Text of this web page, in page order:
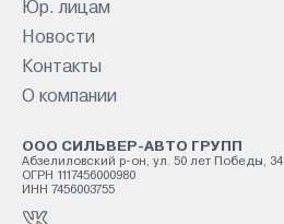
Юр. лицам
Новости
Контакты
О компании
ООО СИЛЬВЕР-АВТО ГРУПП
Абзелиловский р-он, ул. 50 лет Победы, 34
ОГРН 1117456000980
ИНН 7456003755